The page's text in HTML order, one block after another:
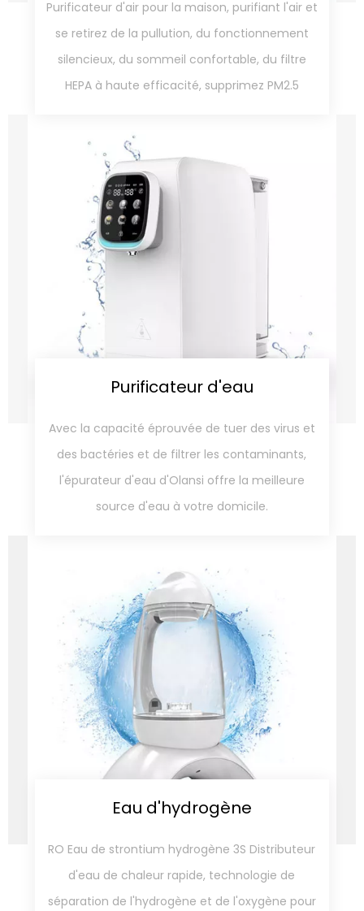
Purificateur d'air pour la maison, purifiant l'air et
se retirez de la pullution, du fonctionnement
silencieux, du sommeil confortable, du filtre
HEPA à haute efficacité, supprimez PM2.5
Purificateur d'eau
Avec la capacité éprouvée de tuer des virus et
des bactéries et de filtrer les contaminants,
l'épurateur d'eau d'Olansi offre la meilleure
source d'eau à votre domicile.
Eau d'hydrogène
RO Eau de strontium hydrogène 3S Distributeur
d'eau de chaleur rapide, technologie de
séparation de l'hydrogène et de l'oxygène pour